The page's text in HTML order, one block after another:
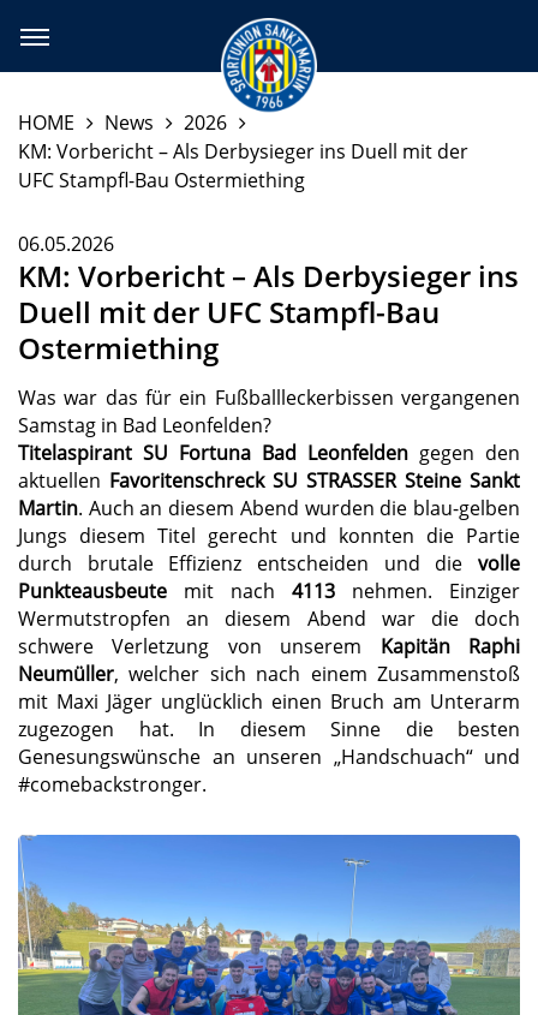
HOME News
2026
KM: Vorbericht – Als Derbysieger ins Duell mit der
UFC Stampfl-Bau Ostermiething
06.05.2026
KM: Vorbericht – Als Derbysieger ins
Duell mit der UFC Stampfl-Bau
Ostermiething
Was war das für ein Fußballleckerbissen vergangenen
Samstag in Bad Leonfelden?
Titelaspirant SU Fortuna Bad Leonfelden gegen den
aktuellen Favoritenschreck SU STRASSER Steine Sankt
Martin. Auch an diesem Abend wurden die blau-gelben
Jungs diesem Titel gerecht und konnten die Partie
durch brutale Effizienz entscheiden und die volle
Punkteausbeute mit nach 4113 nehmen. Einziger
Wermutstropfen an diesem Abend war die doch
schwere Verletzung von unserem Kapitän Raphi
Neumüller, welcher sich nach einem Zusammenstoß
mit Maxi Jäger unglücklich einen Bruch am Unterarm
zugezogen hat. In diesem Sinne die besten
Genesungswünsche an unseren „Handschuach“ und
#comebackstronger.